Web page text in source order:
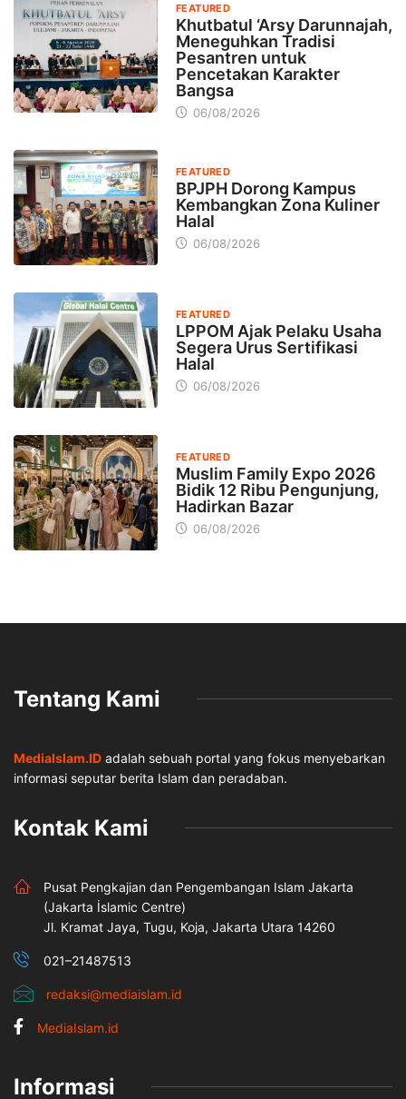
FEATURED
Khutbatul ‘Arsy Darunnajah,
Meneguhkan Tradisi
Pesantren untuk
Pencetakan Karakter
Bangsa
06/08/2026
FEATURED
BPJPH Dorong Kampus
Kembangkan Zona Kuliner
Halal
06/08/2026
FEATURED
LPPOM Ajak Pelaku Usaha
Segera Urus Sertifikasi
Halal
06/08/2026
FEATURED
Muslim Family Expo 2026
Bidik 12 Ribu Pengunjung,
Hadirkan Bazar
06/08/2026
Tentang Kami
MediaIslam.ID adalah sebuah portal yang fokus menyebarkan
informasi seputar berita Islam dan peradaban.
Kontak Kami
Pusat Pengkajian dan Pengembangan Islam Jakarta
(Jakarta İslamic Centre)
Jl. Kramat Jaya, Tugu, Koja, Jakarta Utara 14260
021–21487513
redaksi@mediaislam.id
MediaIslam.id
Informasi